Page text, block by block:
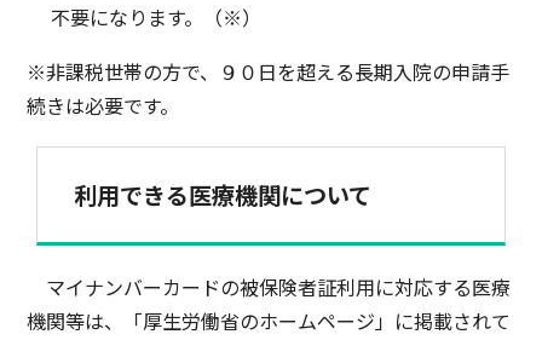
不要になります。（※）
※非課税世帯の方で、９０日を超える長期入院の申請手
続きは必要です。
利用できる医療機関について
マイナンバーカードの被保険者証利用に対応する医療
機関等は、「厚生労働省のホームページ」に掲載されて